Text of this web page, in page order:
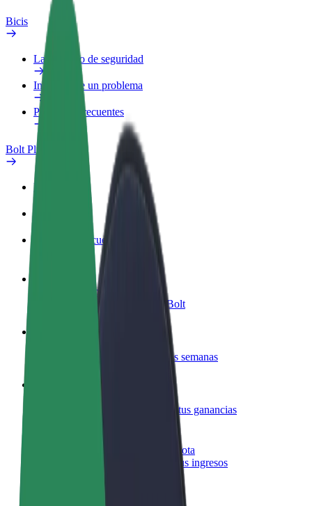
Bicis
Laboratorio de seguridad
Informar de un problema
Preguntas frecuentes
Bolt Plus
Beneficios
Preguntas frecuentes
Colaborar como conductor
Gana dinero colaborando con Bolt
Reparte comida y cobra todas las semanas
Llega a más clientes y maximiza tus ganancias
Registrarse como propietario de flota
Añade tu flota a Bolt y potencia tus ingresos